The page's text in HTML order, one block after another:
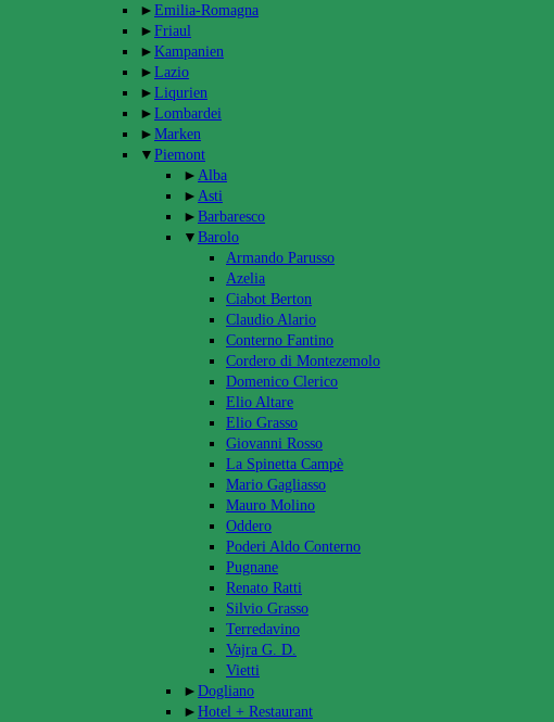
► Emilia-Romagna
► Friaul
► Kampanien
► Lazio
► Liqurien
► Lombardei
► Marken
▼ Piemont
► Alba
► Asti
► Barbaresco
▼ Barolo
Armando Parusso
Azelia
Ciabot Berton
Claudio Alario
Conterno Fantino
Cordero di Montezemolo
Domenico Clerico
Elio Altare
Elio Grasso
Giovanni Rosso
La Spinetta Campè
Mario Gagliasso
Mauro Molino
Oddero
Poderi Aldo Conterno
Pugnane
Renato Ratti
Silvio Grasso
Terredavino
Vajra G. D.
Vietti
► Dogliano
► Hotel + Restaurant